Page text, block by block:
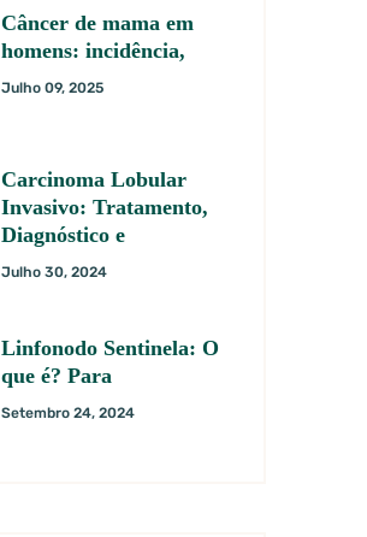
Câncer de mama em
homens: incidência,
Julho 09, 2025
Carcinoma Lobular
Invasivo: Tratamento,
Diagnóstico e
Julho 30, 2024
Linfonodo Sentinela: O
que é? Para
Setembro 24, 2024